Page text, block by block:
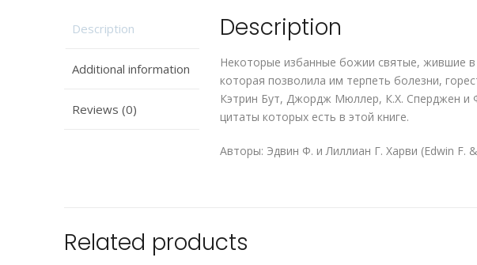
Description
Additional information
Reviews (0)
Description
Некоторые избанные божии святые, жившие
которая позволила им терпеть болезни,
Кэтрин Бут, Джордж Мюллер, К.Х. Сперджен и
цитаты которых есть в этой книге.
Авторы: Эдвин Ф. и Лиллиан Г. Харви (Edwin F.
Related products